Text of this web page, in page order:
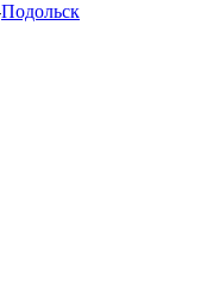
Подольск